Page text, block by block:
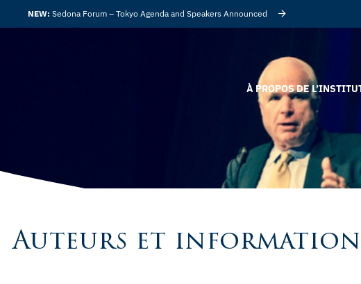
NEW: Sedona Forum – Tokyo Agenda and Speakers Announced
À PROPOS DE
Auteurs et